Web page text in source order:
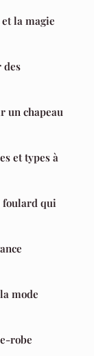
la magie
des
un chapeau
et types à
foulard qui
mode
robe